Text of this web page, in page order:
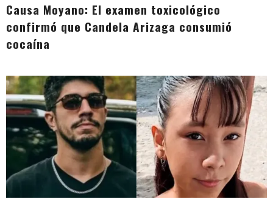
Causa Moyano: El examen toxicológico
confirmó que Candela Arizaga consumió
cocaína